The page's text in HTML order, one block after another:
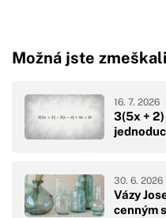
Možná jste zmeškali
3(5x + 2)
16. 7. 2026
Vázy
cenným
30. 6. 2026